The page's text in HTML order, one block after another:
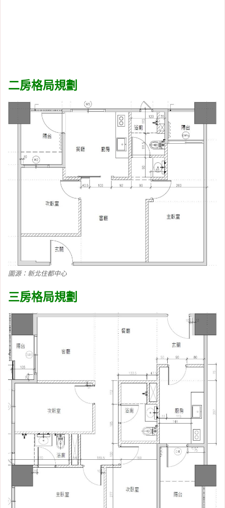
二房格局規劃
圖源：新北住都中心
三房格局規劃